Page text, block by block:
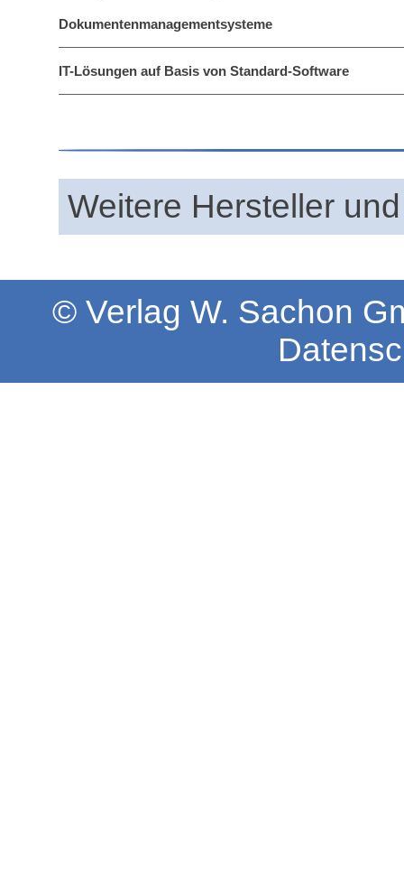
Dokumentenmanagementsysteme
IT-Lösungen auf Basis von Standard-Software
Weitere Hersteller
© Verlag W. Sachon